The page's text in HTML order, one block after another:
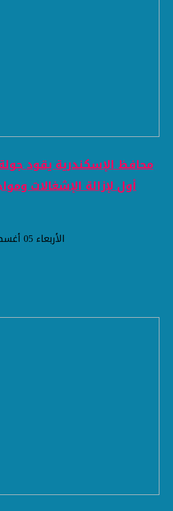
محافظ الإسكندرية يقود
أول لإزالة الإشغالات
الأربعاء 05 أغسطس 2026 04:39 مساءً